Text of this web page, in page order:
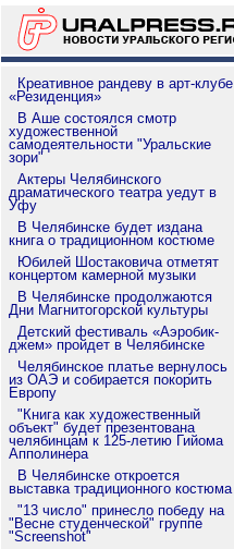
Креативное рандеву в арт-клубе
«Резиденция»
В Аше состоялся смотр
художественной
самодеятельности "Уральские
зори"
Актеры Челябинского
драматического театра уедут в
Уфу
В Челябинске будет издана
книга о традиционном костюме
Юбилей Шостаковича отметят
концертом камерной музыки
В Челябинске продолжаются
Дни Магнитогорской культуры
Детский фестиваль «Аэробик-
джем» пройдет в Челябинске
Челябинское платье вернулось
из ОАЭ и собирается покорить
Европу
"Книга как художественный
объект" будет презентована
челябинцам к 125-летию Гийома
Апполинера
В Челябинске откроется
выставка традиционного костюма
"13 число" принесло победу на
"Весне студенческой" группе
"Screenshot"